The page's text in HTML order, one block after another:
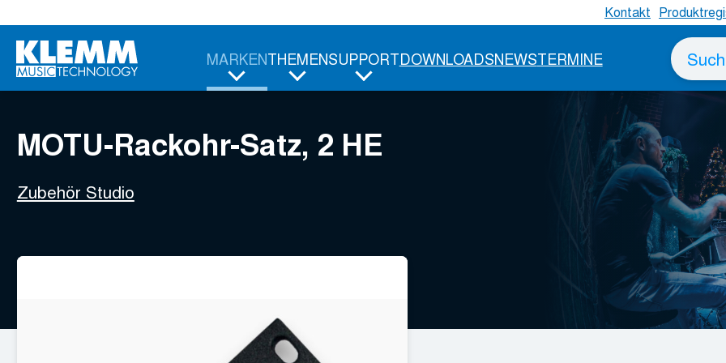
Hauptinhalt
Kontakt
MARKENTHEMENSUPPORTDOWNLOADSNEWSTERMINE
Suche
nach
MOTU-Rackohr-Satz, 2 HE
25,95
MOTU-Rackohr-Satz, 2 HE
Zubehör Studio